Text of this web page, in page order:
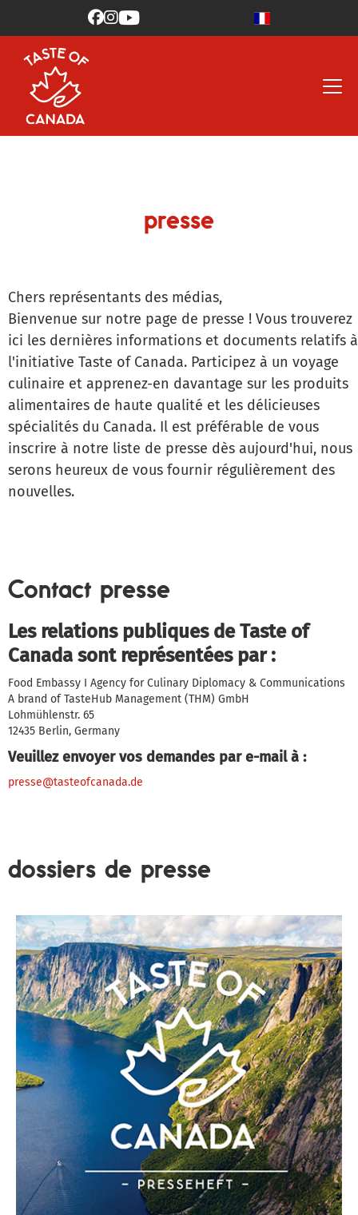

presse
Chers représentants des médias,
Bienvenue sur notre page de presse ! Vous trouverez
ici les dernières informations et documents relatifs à
l'initiative Taste of Canada. Participez à un voyage
culinaire et apprenez-en davantage sur les produits
alimentaires de haute qualité et les délicieuses
spécialités du Canada. Il est préférable de vous
inscrire à notre liste de presse dès aujourd'hui, nous
serons heureux de vous fournir régulièrement des
nouvelles.
Contact presse
Les relations publiques de Taste of
Canada sont représentées par :
Food Embassy I Agency for Culinary Diplomacy & Communications
A brand of TasteHub Management (THM) GmbH
Lohmühlenstr. 65
12435 Berlin, Germany
Veuillez envoyer vos demandes par e-mail à :
presse@tasteofcanada.de
dossiers de presse